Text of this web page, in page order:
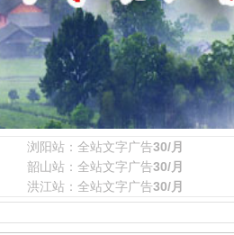
浏阳站：全站文字广告30/月
韶山站：全站文字广告30/月
洪江站：全站文字广告30/月